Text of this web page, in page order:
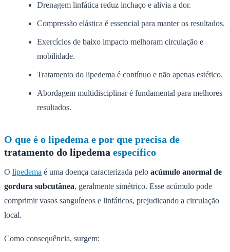
Drenagem linfática reduz inchaço e alivia a dor.
Compressão elástica é essencial para manter os resultados.
Exercícios de baixo impacto melhoram circulação e
mobilidade.
Tratamento do lipedema é contínuo e não apenas estético.
Abordagem multidisciplinar é fundamental para melhores
resultados.
O que é o lipedema e por que precisa de
tratamento do lipedema específico
O lipedema é uma doença caracterizada pelo acúmulo anormal de
gordura subcutânea, geralmente simétrico. Esse acúmulo pode
comprimir vasos sanguíneos e linfáticos, prejudicando a circulação
local.
Como consequência, surgem: